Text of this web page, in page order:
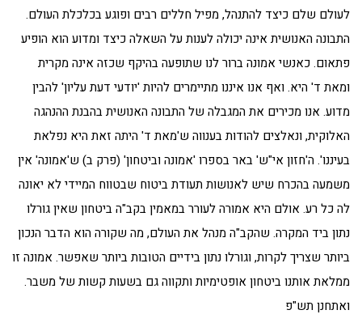
לעולם שלם כיצד להתנהל, מפיל חללים רבים ופוגע בכלכלת העולם.
התבונה האנושית אינה יכולה לענות על השאלה כיצד ומדוע הוא הופיע
פתאום. כאנשי אמונה ברור לנו שתופעה בהיקף שכזה אינה מקרית
ומאת ד' היא. ואף אנו איננו מתיימרים להיות 'יודעי דעת עליון' להבין
מדוע. אנו מכירים את המגבלה של התבונה האנושית בהבנת ההנהגה
האלוקית, ונאלצים להודות בענווה ש'מאת ד' היתה זאת היא נפלאת
בעיננו'. ה'חזון אי"ש' באר בספרו 'אמונה וביטחון' (פרק ב) ש'אמונה' אין
משמעה בהכרח שיש לאנושות תעודת ביטוח שבטווח המיידי לא יאונה
לה כל רע. אולם היא אמורה לעורר במאמין בקב"ה ביטחון שאין גורלו
נתון ביד המקרה. שהקב"ה מנהל את העולם, מה שקורה הוא הדבר הנכון
ביותר שצריך לקרות, וגורלו נתון בידיים הטובות ביותר שאפשר. אמונה זו
ממלאת אותנו ביטחון אופטימיות ותקווה גם בשעות קשות של משבר.
ואתחנן תש"פ